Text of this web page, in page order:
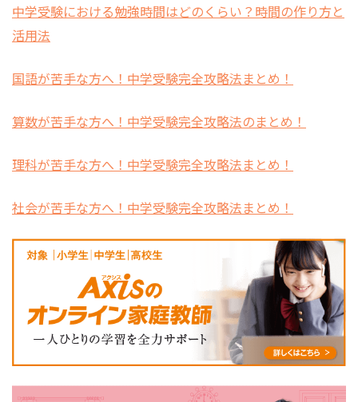
中学受験における勉強時間はどのくらい？時間の作り方と
活用法
国語が苦手な方へ！中学受験完全攻略法まとめ！
算数が苦手な方へ！中学受験完全攻略法のまとめ！
理科が苦手な方へ！中学受験完全攻略法まとめ！
社会が苦手な方へ！中学受験完全攻略法まとめ！